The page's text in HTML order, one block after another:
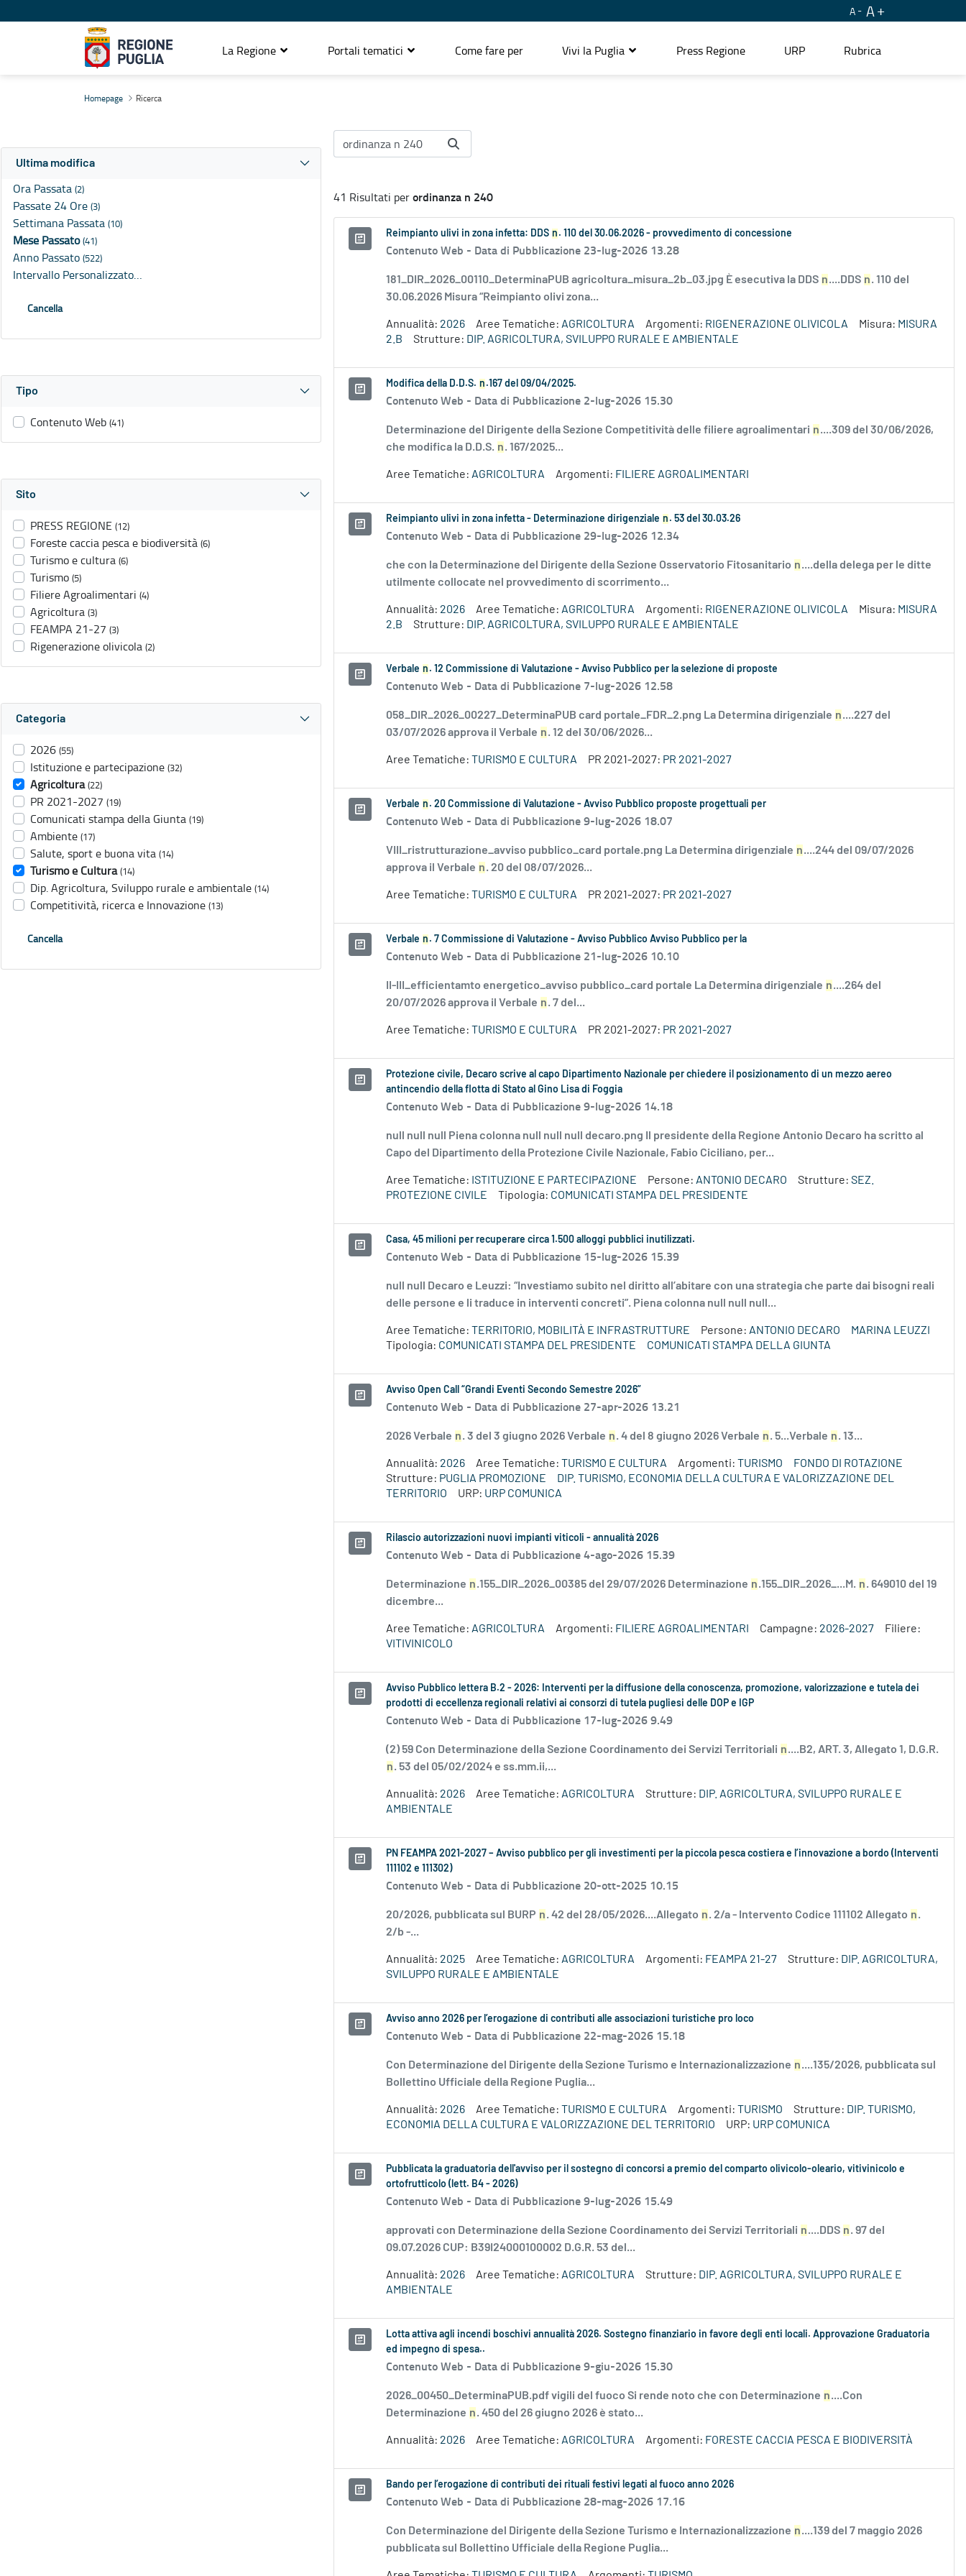
A A
La Regione Portali tematici Come fare per Vivi la Puglia Press Regione URP Rubrica
Homepage Ricerca
Ultima modifica
Ora Passata (2)
Passate 24 Ore (3)
Settimana Passata (10)
Mese Passato(41)
Anno Passato (522)
Intervallo Personalizzato…
Cancella
Tipo
Contenuto Web (41)
Sito
PRESS REGIONE (12)
Foreste caccia pesca e biodiversità (6)
Turismo e cultura (6)
Turismo (5)
Filiere Agroalimentari (4)
Agricoltura (3)
FEAMPA 21-27 (3)
Rigenerazione olivicola (2)
Categoria
2026 (55)
Istituzione e partecipazione (32)
Agricoltura (22)
PR 2021-2027 (19)
Comunicati stampa della Giunta (19)
Ambiente (17)
Salute, sport e buona vita (14)
Turismo e Cultura (14)
Dip. Agricoltura, Sviluppo rurale e ambientale (14)
Competitività, ricerca e Innovazione (13)
Cancella
41 Risultati perordinanza n 240
Reimpianto ulivi in zona infetta: DDS n . 110 del 30.06.2026 - provvedimento di concessione
Contenuto Web - Data di Pubblicazione 23-lug-2026 13.28
181_DIR_2026_00110_DeterminaPUB agricoltura_misura_2b_03.jpg È esecutiva la DDS n....DDS n. 110 del
30.06.2026 Misura “Reimpianto olivi zona...
Annualità: 2026 Aree Tematiche: AGRICOLTURA Argomenti: RIGENERAZIONE OLIVICOLA Misura: MISURA
2.B
Strutture: DIP. AGRICOLTURA, SVILUPPO RURALE E AMBIENTALE
Modifica della D.D.S. n .167 del 09/04/2025.
Contenuto Web - Data di Pubblicazione 2-lug-2026 15.30
Determinazione del Dirigente della Sezione Competitività delle filiere agroalimentari n....309 del 30/06/2026,
che modifica la D.D.S. n. 167/2025...
Aree Tematiche: AGRICOLTURA Argomenti: FILIERE AGROALIMENTARI
Reimpianto ulivi in zona infetta - Determinazione dirigenziale n . 53 del 30.03.26
Contenuto Web - Data di Pubblicazione 29-lug-2026 12.34
che con la Determinazione del Dirigente della Sezione Osservatorio Fitosanitario n....della delega per le ditte
utilmente collocate nel provvedimento di scorrimento...
Annualità: 2026 Aree Tematiche: AGRICOLTURA Argomenti: RIGENERAZIONE OLIVICOLA Misura: MISURA
2.B
Strutture: DIP. AGRICOLTURA, SVILUPPO RURALE E AMBIENTALE
Verbale n . 12 Commissione di Valutazione - Avviso Pubblico per la selezione di proposte
Contenuto Web - Data di Pubblicazione 7-lug-2026 12.58
058_DIR_2026_00227_DeterminaPUB card portale_FDR_2.png La Determina dirigenziale n....227 del
03/07/2026 approva il Verbale n. 12 del 30/06/2026...
Aree Tematiche: TURISMO E CULTURA PR 2021-2027: PR 2021-2027
Verbale n . 20 Commissione di Valutazione - Avviso Pubblico proposte progettuali per
Contenuto Web - Data di Pubblicazione 9-lug-2026 18.07
VIII_ristrutturazione_avviso pubblico_card portale.png La Determina dirigenziale n....244 del 09/07/2026
approva il Verbale n. 20 del 08/07/2026...
Aree Tematiche: TURISMO E CULTURA PR 2021-2027: PR 2021-2027
Verbale n . 7 Commissione di Valutazione - Avviso Pubblico Avviso Pubblico per la
Contenuto Web - Data di Pubblicazione 21-lug-2026 10.10
II-III_efficientamto energetico_avviso pubblico_card portale La Determina dirigenziale n....264 del
20/07/2026 approva il Verbale n. 7 del...
Aree Tematiche: TURISMO E CULTURA PR 2021-2027: PR 2021-2027
Protezione civile, Decaro scrive al capo Dipartimento Nazionale per chiedere il posizionamento di un mezzo aereo
antincendio della flotta di Stato al Gino Lisa di Foggia
Contenuto Web - Data di Pubblicazione 9-lug-2026 14.18
null null null Piena colonna null null null decaro.png Il presidente della Regione Antonio Decaro ha scritto al
Capo del Dipartimento della Protezione Civile Nazionale, Fabio Ciciliano, per...
Aree Tematiche: ISTITUZIONE E PARTECIPAZIONE Persone: ANTONIO DECARO Strutture: SEZ.
PROTEZIONE CIVILE
Tipologia: COMUNICATI STAMPA DEL PRESIDENTE
Casa, 45 milioni per recuperare circa 1.500 alloggi pubblici inutilizzati.
Contenuto Web - Data di Pubblicazione 15-lug-2026 15.39
null null Decaro e Leuzzi: “Investiamo subito nel diritto all’abitare con una strategia che parte dai bisogni reali
delle persone e li traduce in interventi concreti”. Piena colonna null null null...
Aree Tematiche: TERRITORIO, MOBILITÀ E INFRASTRUTTURE Persone: ANTONIO DECARO
MARINA LEUZZI
Tipologia: COMUNICATI STAMPA DEL PRESIDENTE COMUNICATI STAMPA DELLA GIUNTA
Avviso Open Call “Grandi Eventi Secondo Semestre 2026”
Contenuto Web - Data di Pubblicazione 27-apr-2026 13.21
2026 Verbale n. 3 del 3 giugno 2026 Verbale n. 4 del 8 giugno 2026 Verbale n. 5...Verbale n. 13...
Annualità: 2026 Aree Tematiche: TURISMO E CULTURA Argomenti: TURISMO
FONDO DI ROTAZIONE
Strutture: PUGLIA PROMOZIONE
DIP. TURISMO, ECONOMIA DELLA CULTURA E VALORIZZAZIONE DEL
TERRITORIO
URP: URP COMUNICA
Rilascio autorizzazioni nuovi impianti viticoli - annualità 2026
Contenuto Web - Data di Pubblicazione 4-ago-2026 15.39
Determinazione n.155_DIR_2026_00385 del 29/07/2026 Determinazione n.155_DIR_2026_...M. n. 649010 del 19
dicembre...
Aree Tematiche: AGRICOLTURA Argomenti: FILIERE AGROALIMENTARI Campagne: 2026-2027
Filiere:
VITIVINICOLO
Avviso Pubblico lettera B.2 - 2026: Interventi per la diffusione della conoscenza, promozione, valorizzazione e tutela dei
prodotti di eccellenza regionali relativi ai consorzi di tutela pugliesi delle DOP e IGP
Contenuto Web - Data di Pubblicazione 17-lug-2026 9.49
(2) 59 Con Determinazione della Sezione Coordinamento dei Servizi Territoriali n....B2, ART. 3, Allegato 1, D.G.R.
n. 53 del 05/02/2024 e ss.mm.ii,...
Annualità: 2026 Aree Tematiche: AGRICOLTURA Strutture: DIP. AGRICOLTURA, SVILUPPO RURALE E
AMBIENTALE
PN FEAMPA 2021-2027 – Avviso pubblico per gli investimenti per la piccola pesca costiera e l’innovazione a bordo (Interventi
111102 e 111302)
Contenuto Web - Data di Pubblicazione 20-ott-2025 10.15
20/2026, pubblicata sul BURP n. 42 del 28/05/2026....Allegato n. 2/a - Intervento Codice 111102 Allegato n.
2/b -...
Annualità: 2025 Aree Tematiche: AGRICOLTURA Argomenti: FEAMPA 21-27 Strutture: DIP. AGRICOLTURA,
SVILUPPO RURALE E AMBIENTALE
Avviso anno 2026 per l’erogazione di contributi alle associazioni turistiche pro loco
Contenuto Web - Data di Pubblicazione 22-mag-2026 15.18
Con Determinazione del Dirigente della Sezione Turismo e Internazionalizzazione n....135/2026, pubblicata sul
Bollettino Ufficiale della Regione Puglia...
Annualità: 2026 Aree Tematiche: TURISMO E CULTURA Argomenti: TURISMO Strutture: DIP. TURISMO,
ECONOMIA DELLA CULTURA E VALORIZZAZIONE DEL TERRITORIO
URP: URP COMUNICA
Pubblicata la graduatoria dell'avviso per il sostegno di concorsi a premio del comparto olivicolo-oleario, vitivinicolo e
ortofrutticolo (lett. B4 - 2026)
Contenuto Web - Data di Pubblicazione 9-lug-2026 15.49
approvati con Determinazione della Sezione Coordinamento dei Servizi Territoriali n....DDS n. 97 del
09.07.2026 CUP: B39I24000100002 D.G.R. 53 del...
Annualità: 2026 Aree Tematiche: AGRICOLTURA Strutture: DIP. AGRICOLTURA, SVILUPPO RURALE E
AMBIENTALE
Lotta attiva agli incendi boschivi annualità 2026. Sostegno finanziario in favore degli enti locali. Approvazione Graduatoria
ed impegno di spesa..
Contenuto Web - Data di Pubblicazione 9-giu-2026 15.30
2026_00450_DeterminaPUB.pdf vigili del fuoco Si rende noto che con Determinazione n....Con
Determinazione n. 450 del 26 giugno 2026 è stato...
Annualità: 2026 Aree Tematiche: AGRICOLTURA Argomenti: FORESTE CACCIA PESCA E BIODIVERSITÀ
Bando per l’erogazione di contributi dei rituali festivi legati al fuoco anno 2026
Contenuto Web - Data di Pubblicazione 28-mag-2026 17.16
Con Determinazione del Dirigente della Sezione Turismo e Internazionalizzazione n....139 del 7 maggio 2026
pubblicata sul Bollettino Ufficiale della Regione Puglia...